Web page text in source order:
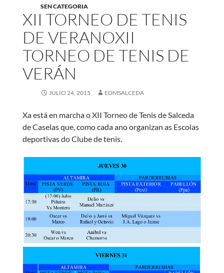
SEN CATEGORIA
XII TORNEO DE TENIS
DE VERANOXII
TORNEO DE TENIS DE
VERÁN
JULIO 24, 2015 EDMSALCEDA
Xa está en marcha o XII Torneo de Tenis de Salceda
de Caselas que, como cada ano organizan as Escolas
deportivas do Clube de tenis.